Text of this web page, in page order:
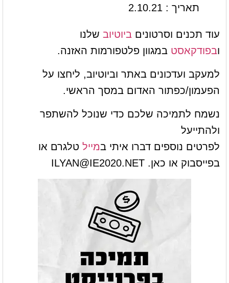
תאריך : 2.10.21
עוד תכנים וסרטונים ביוטיוב שלנו
ובפודקאסט במגוון פלטפורמות האזנה.
למעקב ועדכונים באתר וביוטיוב, ליחצו על
הפעמון/כפתור האדום במסך הראשי.
נשמח לתמיכה שלכם כדי שנוכל להשתפר
ולהתייעל
לפרטים נוספים דברו איתי במייל טלגרם או
בפייסבוק או כאן. ILYAN@IE2020.NET